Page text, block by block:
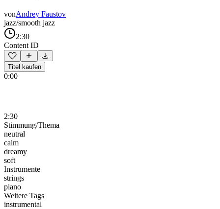
vonAndrey Faustov
jazz/smooth jazz
2:30
Content ID
Titel kaufen
0:00
2:30
Stimmung/Thema
neutral
calm
dreamy
soft
Instrumente
strings
piano
Weitere Tags
instrumental